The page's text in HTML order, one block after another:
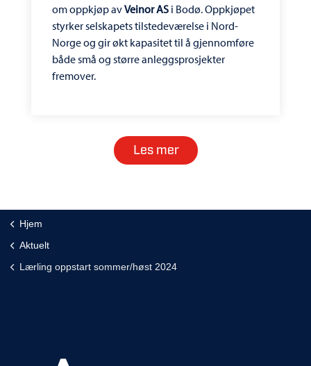
om oppkjøp avVeinor AS i Bodø. Oppkjøpet
styrker selskapets tilstedeværelse i Nord-
Norge og gir økt kapasitet til å gjennomføre
både små og større anleggsprosjekter
fremover.
Les mer
Hjem
Aktuelt
Lærling oppstart sommer/høst 2024